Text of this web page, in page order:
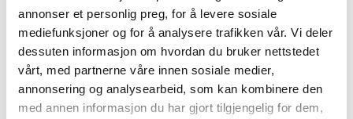
annonser et personlig preg, for å levere sosiale
mediefunksjoner og for å analysere trafikken vår. Vi deler
dessuten informasjon om hvordan du bruker nettstedet
vårt, med partnerne våre innen sosiale medier,
annonsering og analysearbeid, som kan kombinere den
med annen informasjon du har gjort tilgjengelig for dem,